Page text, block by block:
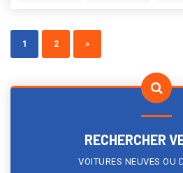
1 2 »
RECHERCHER
VOITURES NEUVES OU